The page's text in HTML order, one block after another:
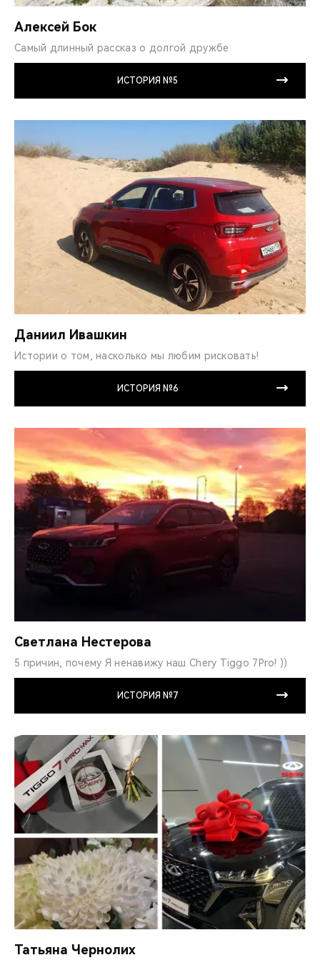
Алексей Бок
Самый длинный рассказ о долгой дружбе
ИСТОРИЯ №5
Даниил Ивашкин
Истории о том, насколько мы любим рисковать!
ИСТОРИЯ №6
Светлана Нестерова
5 причин, почему Я ненавижу наш Chery Tiggo 7Pro! ))
ИСТОРИЯ №7
Татьяна Чернолих